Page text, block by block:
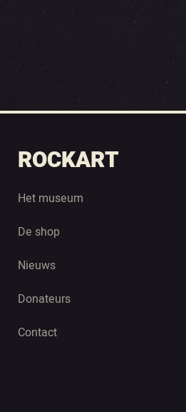
ROCKART
Het museum
De shop
Nieuws
Donateurs
Contact